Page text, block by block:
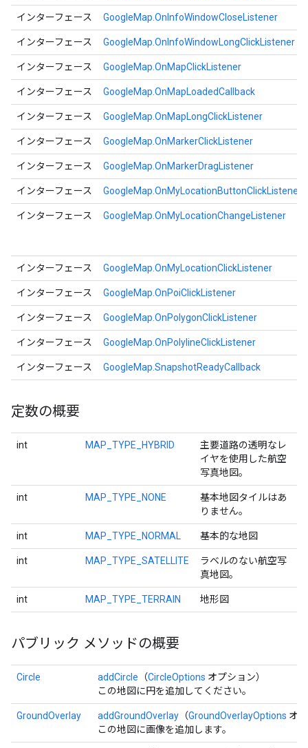
インターフェース GoogleMap.OnInfoWindowCloseListener
インターフェース GoogleMap.OnInfoWindowLongClickListener
インターフェース GoogleMap.OnMapClickListener
インターフェース GoogleMap.OnMapLoadedCallback
インターフェース GoogleMap.OnMapLongClickListener
インターフェース GoogleMap.OnMarkerClickListener
インターフェース GoogleMap.OnMarkerDragListener
インターフェース GoogleMap.OnMyLocationButtonClickListener
インターフェース GoogleMap.OnMyLocationChangeListener
インターフェース GoogleMap.OnMyLocationClickListener
インターフェース GoogleMap.OnPoiClickListener
インターフェース GoogleMap.OnPolygonClickListener
インターフェース GoogleMap.OnPolylineClickListener
インターフェース GoogleMap.SnapshotReadyCallback
定数の概要
int MAP_TYPE_HYBRID
主要道路の透明なレ
イヤを使用した航空
写真地図。
int MAP_TYPE_NONE
基本地図タイルはあ
りません。
int MAP_TYPE_NORMAL 基本的な地図
int MAP_TYPE_SATELLITE
ラベルのない航空写
真地図。
int MAP_TYPE_TERRAIN 地形図
パブリック メソッドの概要
Circle addCircle （CircleOptions オプション）
この地図に円を追加してください。
GroundOverlay addGroundOverlay （GroundOverlayOptions オ
この地図に画像を追加します。